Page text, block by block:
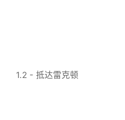
1.2 - 抵达雷克顿